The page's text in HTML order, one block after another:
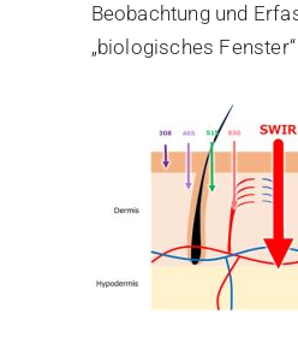
Beobachtung und
„biologisches